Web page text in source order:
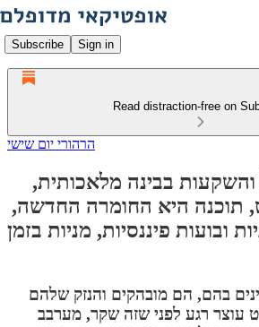
Subscribe Sign in
Read distraction-free on
הרהורי יום שישי
88: גוגל והשקעות בבינה מלאכותית,
תוכנה היא החומרה החדשה,
ובועות פיננסיות, מניות בזמן
בהם, הם מובהקים והנזק שלהם
עוצר רגע לפני שזה שקר, מערבב